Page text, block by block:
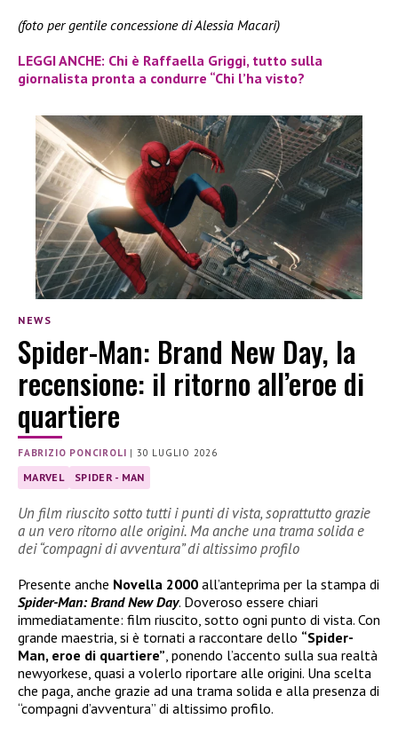
(foto per gentile concessione di Alessia Macari)
LEGGI ANCHE: Chi è Raffaella Griggi, tutto sulla
giornalista pronta a condurre “Chi l’ha visto?
NEWS
Spider-Man: Brand New Day, la
recensione: il ritorno all’eroe di
quartiere
FABRIZIO PONCIROLI | 30 LUGLIO 2026
MARVEL SPIDER - MAN
Un film riuscito sotto tutti i punti di vista, soprattutto grazie
a un vero ritorno alle origini. Ma anche una trama solida e
dei “compagni di avventura” di altissimo profilo
Presente anche Novella 2000 all’anteprima per la stampa di
Spider-Man: Brand New Day. Doveroso essere chiari
immediatamente: film riuscito, sotto ogni punto di vista. Con
grande maestria, si è tornati a raccontare dello “Spider-
Man, eroe di quartiere” , ponendo l’accento sulla sua realtà
newyorkese, quasi a volerlo riportare alle origini. Una scelta
che paga, anche grazie ad una trama solida e alla presenza di
“compagni d’avventura” di altissimo profilo.